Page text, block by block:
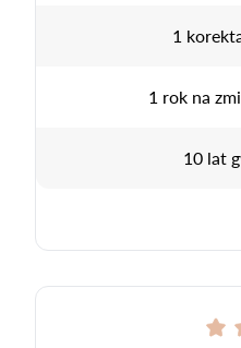
1
1 rok na
10 lat